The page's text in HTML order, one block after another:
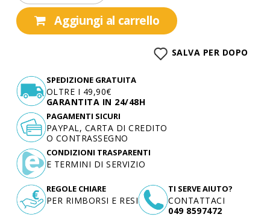
Aggiungi al carrello
SALVA PER DOPO
SPEDIZIONE GRATUITA
OLTRE I 49,90€
GARANTITA IN 24/48H
TI SERVE AIUTO?
CONTATTACI
049 8597472
PAGAMENTI SICURI
PAYPAL, CARTA DI CREDITO
O CONTRASSEGNO
CONDIZIONI TRASPARENTI
E TERMINI DI SERVIZIO
REGOLE CHIARE
PER RIMBORSI E RESI